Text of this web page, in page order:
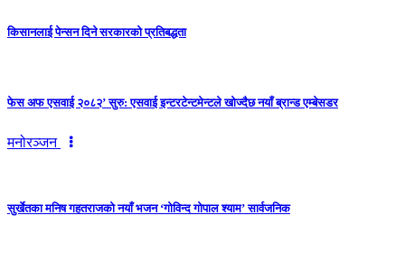
किसानलाई पेन्सन दिने सरकारको प्रतिबद्धता
फेस अफ एसवाई २०८२’ सुरु: एसवाई इन्टरटेन्टमेन्टले खोज्दैछ नयाँ ब्रान्ड एम्बेसडर
मनोरञ्जन
सुर्खेतका मनिष गहतराजको नयाँ भजन ‘गोविन्द गोपाल श्याम’ सार्वजनिक